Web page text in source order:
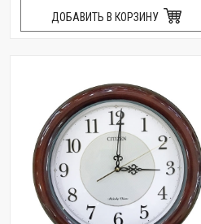
ДОБАВИТЬ В КОРЗИНУ